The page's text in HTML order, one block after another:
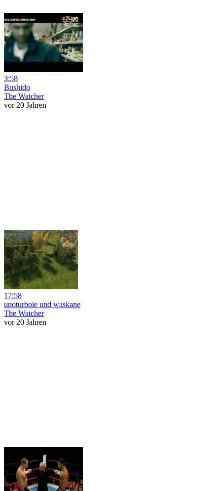
3:58
Bushido
The Watcher
vor 20 Jahren
17:58
unoturboie und waskane
The Watcher
vor 20 Jahren